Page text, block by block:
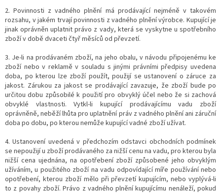
2. Povinnosti z vadného plnění má prodávající nejméně v takovém
rozsahu, v jakém trvají povinnosti z vadného plnění výrobce. Kupující je
jinak oprávněn uplatnit právo z vady, která se vyskytne u spotřebního
zboží v době dvaceti čtyř měsíců od převzetí.
3. Je-li na prodávaném zboží, na jeho obalu, v návodu připojenému ke
zboží nebo v reklamě v souladu s jinými právními předpisy uvedena
doba, po kterou lze zboží použít, použijí se ustanovení o záruce za
jakost. Zárukou za jakost se prodávající zavazuje, že zboží bude po
určitou dobu způsobilé k použití pro obvyklý účel nebo že si zachová
obvyklé vlastnosti. Vytkl-li kupující prodávajícímu vadu zboží
oprávněně, neběží lhůta pro uplatnění práv z vadného plnění ani záruční
doba po dobu, po kterou nemůže kupující vadné zboží užívat.
4. Ustanovení uvedená v předchozím odstavci obchodních podmínek
se nepoužijí u zboží prodávaného za nižší cenu na vadu, pro kterou byla
nižší cena ujednána, na opotřebení zboží způsobené jeho obvyklým
užíváním, u použitého zboží na vadu odpovídající míře používání nebo
opotřebení, kterou zboží mělo při převzetí kupujícím, nebo vyplývá-li
to z povahy zboží. Právo z vadného plnění kupujícímu nenáleží, pokud